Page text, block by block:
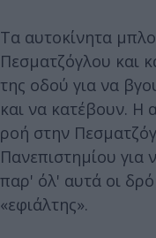
Τα αυτοκίνητα
Πεσματζόγλου και
της οδού για να
και να κατέβουν. Η
ροή στην
Πανεπιστημίου για
παρ' όλ' αυτά οι
«εφιάλτης».